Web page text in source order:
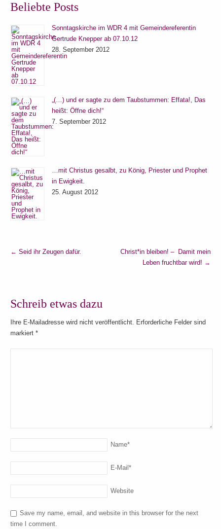
Beliebte Posts
Sonntagskirche im WDR 4 mit Gemeindereferentin
Gertrude Knepper ab 07.10.12
28. September 2012
„(…) und er sagte zu dem Taubstummen: Effata!, Das
heißt: Öffne dich!“
7. September 2012
…mit Christus gesalbt, zu König, Priester und Prophet
in Ewigkeit.
25. August 2012
← Seid ihr Zeugen dafür.
Christ*in bleiben! – Damit mein
Leben fruchtbar wird! →
Schreib etwas dazu
Ihre E-Mailadresse wird nicht veröffentlicht. Erforderliche Felder sind
markiert*
Name*
E-Mail*
Website
Save my name, email, and website in this browser for the next
time I comment.